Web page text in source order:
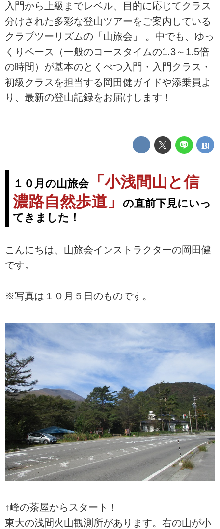
入門から上級までレベル、目的に応じてクラス
分けされた多彩な登山ツアーをご案内している
クラブツーリズムの「山旅会」 。中でも、ゆっ
くりペース（一般のコースタイムの1.3～1.5倍
の時間）が基本のとくべつ入門・入門クラス・
初級クラスを担当する岡田健ガイドや添乗員よ
り、最新の登山記録をお届けします！
１０月の山旅会「小浅間山と信
濃路自然歩道」
の直前下見にいっ
てきました！
こんにちは、山旅会インストラクターの岡田健
です。
※写真は１０月５日のものです。
↑峰の茶屋からスタート！
東大の浅間火山観測所があります。右の山が小